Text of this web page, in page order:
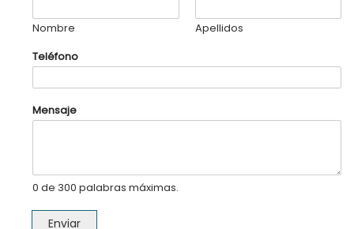
é
f
n
o
o
m
b
m
b
r
Nombre
Apellidos
Teléfono
Mensaje
0 de 300 palabras máximas.
Enviar